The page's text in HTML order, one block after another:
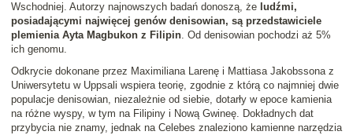
Wschodniej. Autorzy najnowszych badań donoszą, że ludźmi,
posiadającymi najwięcej genów denisowian, są przedstawiciele
plemienia Ayta Magbukon z Filipin. Od denisowian pochodzi aż 5%
ich genomu.
Odkrycie dokonane przez Maximiliana Larenę i Mattiasa Jakobssona z
Uniwersytetu w Uppsali wspiera teorię, zgodnie z którą co najmniej dwie
populacje denisowian, niezależnie od siebie, dotarły w epoce kamienia
na różne wyspy, w tym na Filipiny i Nową Gwineę. Dokładnych dat
przybycia nie znamy, jednak na Celebes znaleziono kamienne narzędzia